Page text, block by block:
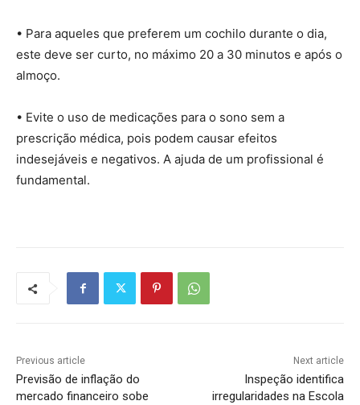
• Para aqueles que preferem um cochilo durante o dia,
este deve ser curto, no máximo 20 a 30 minutos e após o
almoço.
• Evite o uso de medicações para o sono sem a
prescrição médica, pois podem causar efeitos
indesejáveis e negativos. A ajuda de um profissional é
fundamental.
Previous article
Previsão de inflação do
mercado financeiro sobe
Next article
Inspeção identifica
irregularidades na Escola